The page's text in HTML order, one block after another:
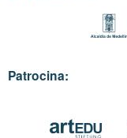
Patrocina: